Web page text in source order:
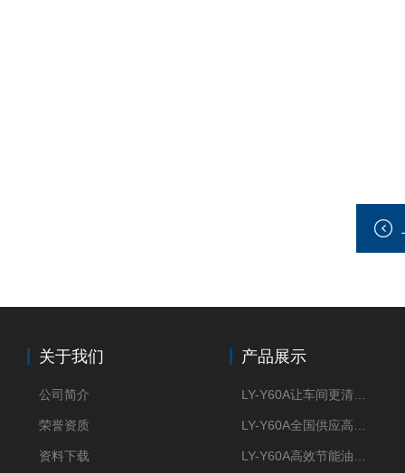
关于我们
公司简介
荣誉资质
资料下载
产品展示